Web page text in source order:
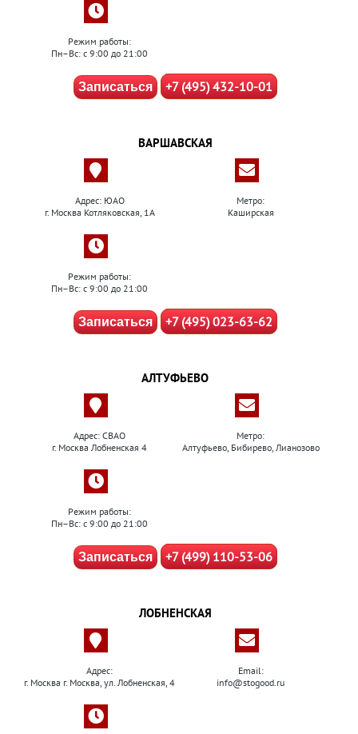
Режим работы:
Пн–Вс: с 9:00 до 21:00
Записаться +7 (495) 432-10-01
ВАРШАВСКАЯ
Адрес: ЮАО
г. Москва Котляковская, 1А
Метро:
Каширская
Режим работы:
Пн–Вс: с 9:00 до 21:00
Записаться +7 (495) 023-63-62
АЛТУФЬЕВО
Адрес: СВАО
г. Москва Лобненская 4
Метро:
Алтуфьево, Бибирево, Лианозово
Режим работы:
Пн–Вс: с 9:00 до 21:00
Записаться +7 (499) 110-53-06
ЛОБНЕНСКАЯ
Адрес:
г. Москва г. Москва, ул. Лобненская, 4
Email:
info@stogood.ru